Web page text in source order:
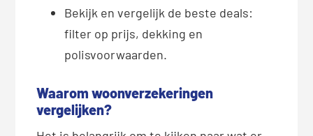
Bekijk en vergelijk de beste deals:
filter op prijs, dekking en
polisvoorwaarden.
Waarom woonverzekeringen
vergelijken?